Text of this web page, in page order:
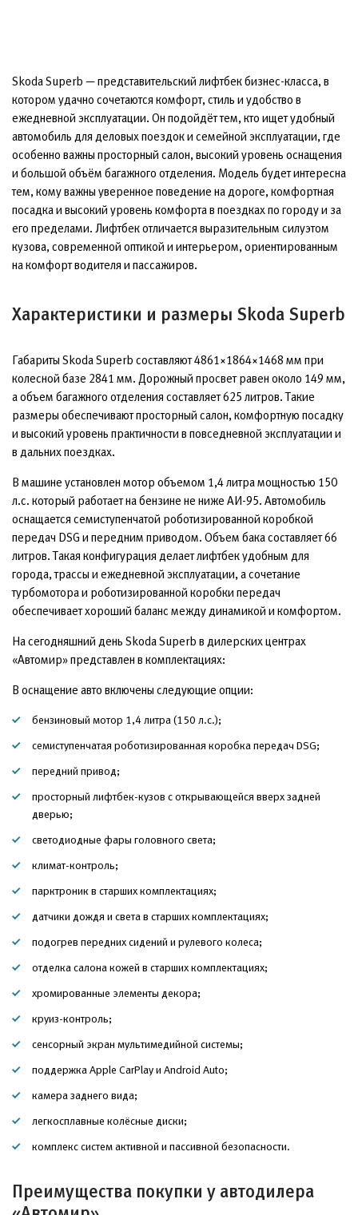
Skoda Superb — представительский лифтбек бизнес-класса, в
котором удачно сочетаются комфорт, стиль и удобство в
ежедневной эксплуатации. Он подойдёт тем, кто ищет удобный
автомобиль для деловых поездок и семейной эксплуатации, где
особенно важны просторный салон, высокий уровень оснащения
и большой объём багажного отделения. Модель будет интересна
тем, кому важны уверенное поведение на дороге, комфортная
посадка и высокий уровень комфорта в поездках по городу и за
его пределами. Лифтбек отличается выразительным силуэтом
кузова, современной оптикой и интерьером, ориентированным
на комфорт водителя и пассажиров.
Характеристики и размеры Skoda Superb
Габариты Skoda Superb составляют 4861×1864×1468 мм при
колесной базе 2841 мм. Дорожный просвет равен около 149 мм,
а объем багажного отделения составляет 625 литров. Такие
размеры обеспечивают просторный салон, комфортную посадку
и высокий уровень практичности в повседневной эксплуатации и
в дальних поездках.
В машине установлен мотор объемом 1,4 литра мощностью 150
л.с. который работает на бензине не ниже АИ-95. Автомобиль
оснащается семиступенчатой роботизированной коробкой
передач DSG и передним приводом. Объем бака составляет 66
литров. Такая конфигурация делает лифтбек удобным для
города, трассы и ежедневной эксплуатации, а сочетание
турбомотора и роботизированной коробки передач
обеспечивает хороший баланс между динамикой и комфортом.
На сегодняшний день Skoda Superb в дилерских центрах
«Автомир» представлен в комплектациях:
В оснащение авто включены следующие опции:
бензиновый мотор 1,4 литра (150 л.с.);
семиступенчатая роботизированная коробка передач DSG;
передний привод;
просторный лифтбек-кузов с открывающейся вверх задней
дверью;
светодиодные фары головного света;
климат-контроль;
парктроник в старших комплектациях;
датчики дождя и света в старших комплектациях;
подогрев передних сидений и рулевого колеса;
отделка салона кожей в старших комплектациях;
хромированные элементы декора;
круиз-контроль;
сенсорный экран мультимедийной системы;
поддержка Apple CarPlay и Android Auto;
камера заднего вида;
легкосплавные колёсные диски;
комплекс систем активной и пассивной безопасности.
Преимущества покупки у автодилера